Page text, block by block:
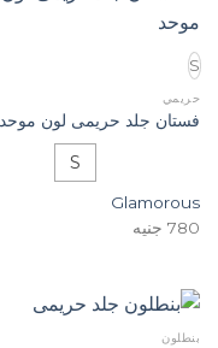
S
حريمي
فستان جلد حريمى لون موحد
S
Glamorous
780 جنيه
بنطلون